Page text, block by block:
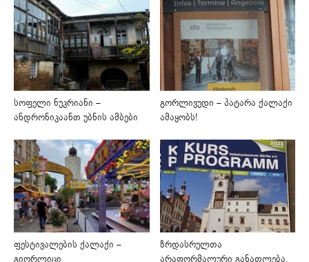
სოფელი ნუკრიანი –
ანდრონიკაანთ უბნის ამბები
გორლივუდი – პატარა ქალაქი
ამაყობს!
ფესტივალების ქალაქი –
გიორლიცი
ზრდასრულთა
არაფორმალური განათლება,